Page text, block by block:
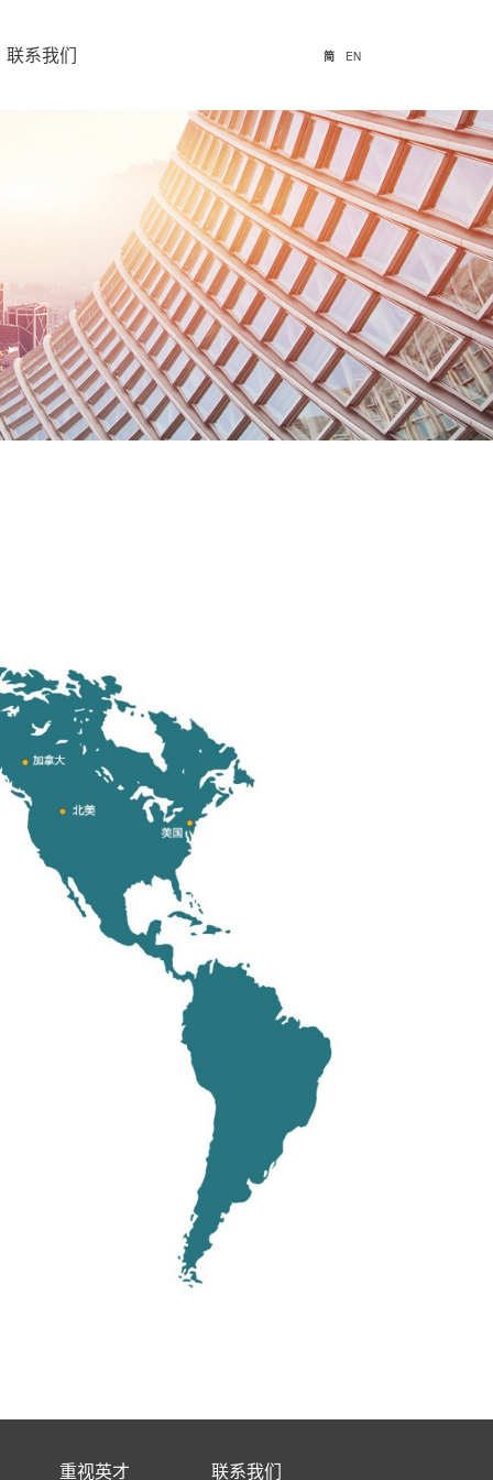
联系我们 简 EN
重视英才 联系我们